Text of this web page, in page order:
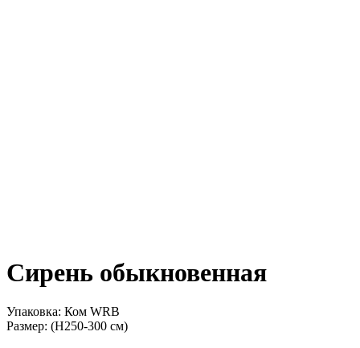
Сирень обыкновенная
Упаковка: Ком WRB
Размер: (Н250-300 см)